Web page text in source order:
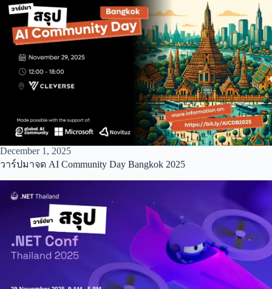
December 1, 2025
วาร์ปมาจด AI Community Day Bangkok 2025